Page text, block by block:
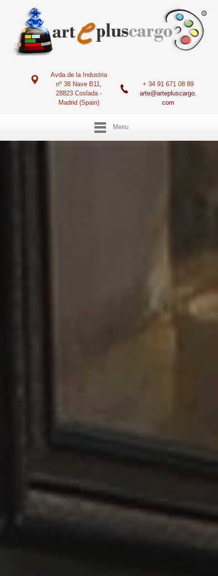
Avda.de la Industria
nº 38 Nave B11,
28823 Coslada -
Madrid (Spain)
+ 34 91 671 08 89
arte@artepluscargo.
com
Menu